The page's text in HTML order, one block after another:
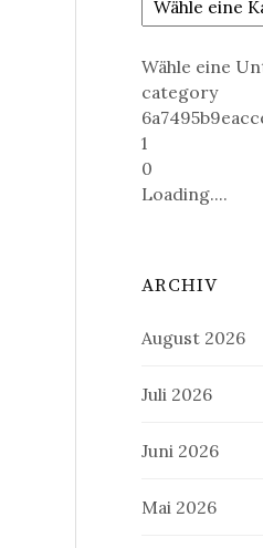
Wähle eine
category
1
0
Loading....
ARCHIV
August 2026
Juli 2026
Juni 2026
Mai 2026